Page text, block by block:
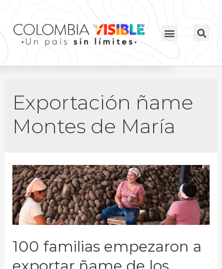
Exportación ñame
Montes de María
100 familias empezaron a